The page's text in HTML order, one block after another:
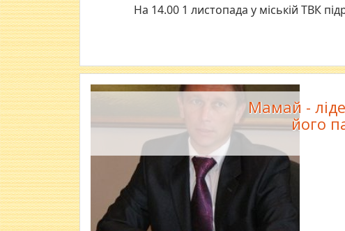
На 14.00 1 листопада у міській ТВК
Мамай -
його